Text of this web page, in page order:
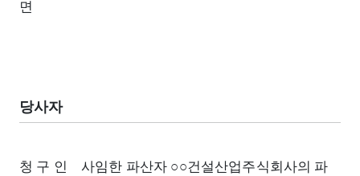
면
당사자
청 구 인 사임한 파산자 ○○건설산업주식회사의 파